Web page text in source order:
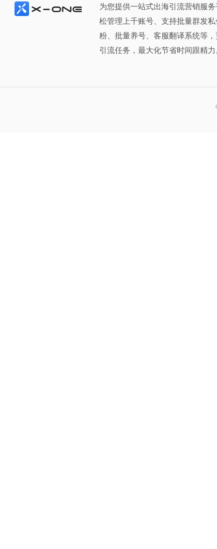
为您提供一站式出海引流营销服
松管理上千账号、支持批量群发
粉、批量养号、客服翻译系统等
引流任务，最大化节省时间跟精力